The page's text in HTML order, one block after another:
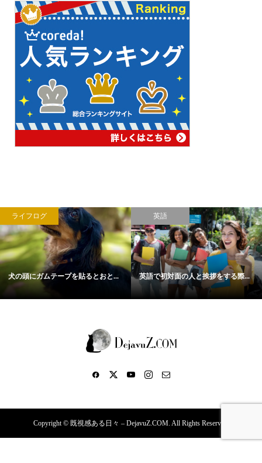
ライフログ
犬の頭にガムテープを貼るとおと...
英語
英語で初対面の人と挨拶をする際...
Copyright ©既視感ある日々 – DejavuZ.COM. All Rights Reserved.